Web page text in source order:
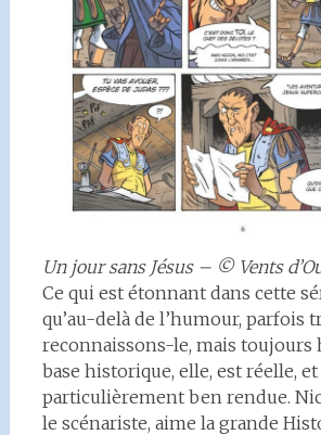
Un jour sans Jésus – © Vents
Ce qui est étonnant dans cette
qu’au-delà de l’humour, parfois
reconnaissons-le, mais toujours
base historique, elle, est réelle, et
particulièrement ben rendue.
le scénariste, aime la grande